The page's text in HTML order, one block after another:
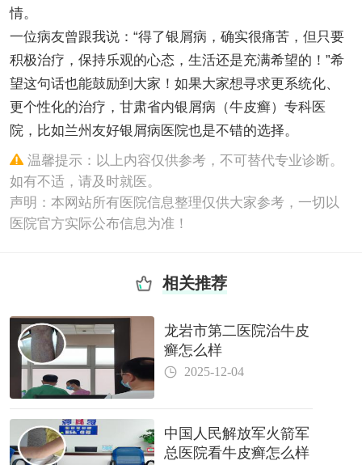
情。
一位病友曾跟我说：“得了银屑病，确实很痛苦，但只要
积极治疗，保持乐观的心态，生活还是充满希望的！”希
望这句话也能鼓励到大家！如果大家想寻求更系统化、
更个性化的治疗，甘肃省内银屑病（牛皮癣）专科医
院，比如兰州友好银屑病医院也是不错的选择。
温馨提示：以上内容仅供参考，不可替代专业诊断。
如有不适，请及时就医。
声明：本网站所有医院信息整理仅供大家参考，一切以
医院官方实际公布信息为准！
相关推荐
龙岩市第二医院治牛皮
癣怎么样
2025-12-04
中国人民解放军火箭军
总医院看牛皮癣怎么样